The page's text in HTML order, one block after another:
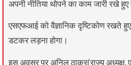
अपनी नीतिया थोपने का काम जारी रखे हुए
एसएफआई को वैज्ञानिक दृष्टिकोण रखते
डटकर लड़ना होगा।
इस अवसर पर अनिल ठाकुर(राज्य